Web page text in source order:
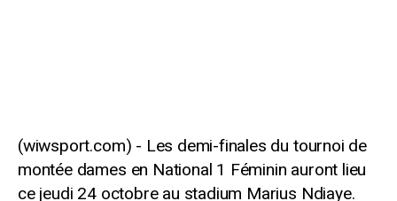
Les demi-finales du tournoi de
montée dames en National 1 Féminin auront lieu
ce jeudi 24 octobre au stadium Marius Ndiaye.